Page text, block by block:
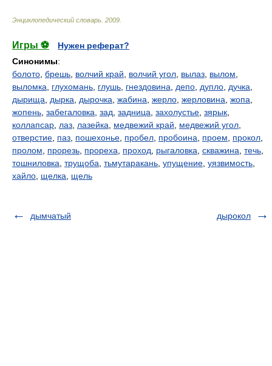
Энциклопедический словарь 2009
Игры ⚽
Нужен реферат?
Синонимы:
болото брешь волчий край волчий угол вылаз вылом
выломка
глухомань глушь гнездовина депо дупло дучка
дырища
дырка дырочка жабина жерло жерловина жопа
жопень забегаловка зад задница захолустье зярык
коллапсар лаз лазейка медвежий край медвежий угол
отверстие паз пошехонье пробел пробоина проем прокол
пролом
прорезь прореха проход рыгаловка скважина течь
тошниловка трущоба тьмутаракань упущение уязвимость
хайло щелка щель
дымчатый дырокол